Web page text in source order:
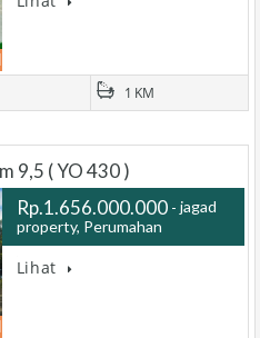
1 KM
9,5 ( YO 430 )
Rp.1.656.000.000
jagad
property, Perumahan
Lihat